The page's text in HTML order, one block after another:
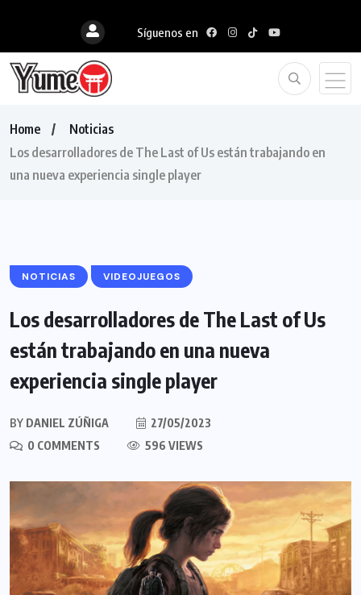
Síguenos en
Home
Noticias
Los desarrolladores de The Last of Us están trabajando en
una nueva experiencia single player
NOTICIAS VIDEOJUEGOS
Los desarrolladores de The Last of Us
están trabajando en una nueva
experiencia single player
BY DANIEL ZÚÑIGA
27/05/2023
0 COMMENTS
596 VIEWS